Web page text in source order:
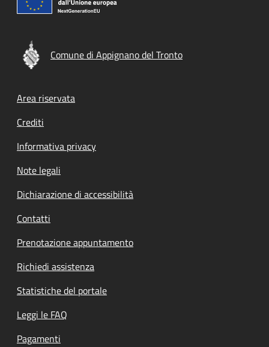
Comune di Appignano del Tronto
Footer menu
Area riservata
Crediti
Informativa privacy
Note legali
Dichiarazione di accessibilità
Contatti
Prenotazione appuntamento
Richiedi assistenza
Statistiche del portale
Leggi le FAQ
Pagamenti